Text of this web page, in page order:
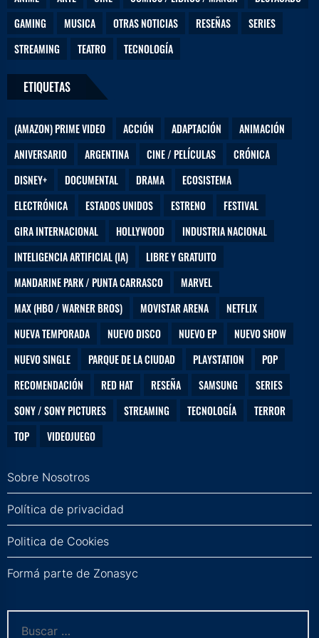
GAMING
MUSICA OTRAS NOTICIAS RESEÑAS
SERIES
STREAMING
TEATRO TECNOLOGÍA
ETIQUETAS
(AMAZON) PRIME VIDEO ACCIÓN ADAPTACIÓN
ANIMACIÓN
ANIVERSARIO
ARGENTINA CINE / PELÍCULAS
CRÓNICA
DISNEY+
DOCUMENTAL DRAMA
ECOSISTEMA
ELECTRÓNICA
ESTADOS UNIDOS ESTRENO
FESTIVAL
GIRA INTERNACIONAL
HOLLYWOOD
INDUSTRIA NACIONAL
INTELIGENCIA ARTIFICIAL (IA)
LIBRE Y GRATUITO
MANDARINE PARK / PUNTA CARRASCO
MARVEL
MAX (HBO / WARNER BROS)
MOVISTAR ARENA
NETFLIX
NUEVA TEMPORADA
NUEVO DISCO NUEVO EP
NUEVO SHOW
NUEVO SINGLE
PARQUE DE LA CIUDAD PLAYSTATION
POP
RECOMENDACIÓN
RED HAT RESEÑA SAMSUNG
SERIES
SONY / SONY PICTURES
STREAMING TECNOLOGÍA
TERROR
TOP
VIDEOJUEGO
Sobre Nosotros
Política de privacidad
Politica de Cookies
Formá parte de Zonasyc